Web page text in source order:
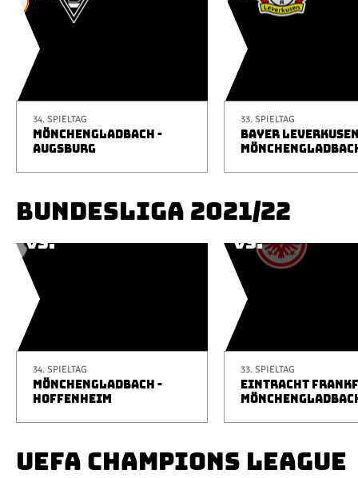
34. SPIELTAG
MÖNCHENGLADBACH -
AUGSBURG
33. SPIELTAG
BAYER
BUNDESLIGA 2021/22
34. SPIELTAG
MÖNCHENGLADBACH -
HOFFENHEIM
33. SPIELTAG
EINTRACHT
UEFA CHAMPIONS LEAGUE